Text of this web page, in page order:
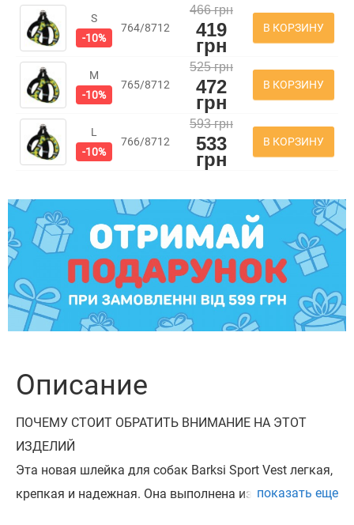
S
-10%
764/8712
466 грн
419
грн
В КОРЗИНУ
M
-10%
765/8712
525 грн
472
грн
В КОРЗИНУ
L
-10%
766/8712
593 грн
533
грн
В КОРЗИНУ
Описание
ПОЧЕМУ СТОИТ ОБРАТИТЬ ВНИМАНИЕ НА ЭТОТ
ИЗДЕЛИЙ
Эта новая шлейка для собак Barksi Sport Vest легкая,
крепкая и надежная. Она выполнена из материалов
показать еще